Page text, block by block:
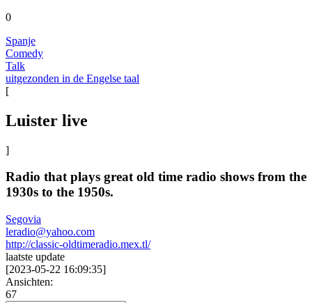
0
Spanje
Comedy
Talk
uitgezonden in de Engelse taal
[
Luister live
]
Radio that plays great old time radio shows from the
1930s to the 1950s.
Segovia
leradio@yahoo.com
http://classic-oldtimeradio.mex.tl/
laatste update
[2023-05-22 16:09:35]
Ansichten:
67